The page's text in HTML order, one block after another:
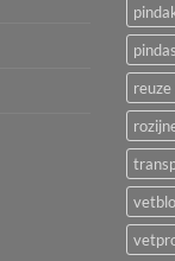
reuze